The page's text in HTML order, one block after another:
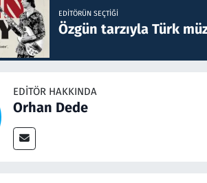
EDITÖRÜN SEÇTIĞI
Özgün tarzıyla Türk
EDITÖR HAKKINDA
Orhan Dede